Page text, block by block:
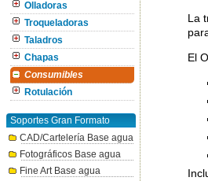
Olladoras
Troqueladoras
Taladros
Chapas
Consumibles
Rotulación
Soportes Gran Formato
CAD/Cartelería Base agua
Fotográficos Base agua
Fine Art Base agua
La
El